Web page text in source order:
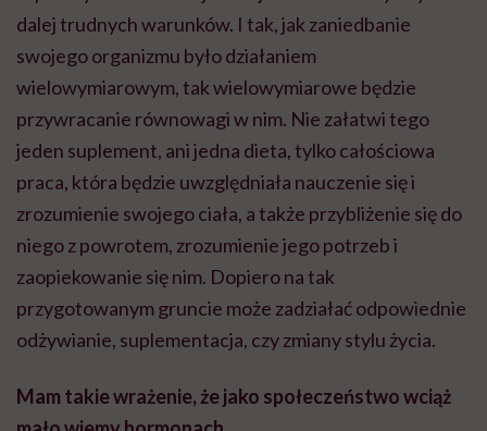
dalej trudnych warunków. I tak, jak zaniedbanie
swojego organizmu było działaniem
wielowymiarowym, tak wielowymiarowe będzie
przywracanie równowagi w nim. Nie załatwi tego
jeden suplement, ani jedna dieta, tylko całościowa
praca, która będzie uwzględniała nauczenie się i
zrozumienie swojego ciała, a także przybliżenie się do
niego z powrotem, zrozumienie jego potrzeb i
zaopiekowanie się nim. Dopiero na tak
przygotowanym gruncie może zadziałać odpowiednie
odżywianie, suplementacja, czy zmiany stylu życia.
Mam takie wrażenie, że jako społeczeństwo wciąż